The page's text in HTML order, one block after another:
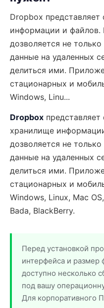
Dropbox
информации и файлов.
дозволяется не
данные на удаленных
делиться ими.
стационарных и
Windows, Linu...
Dropbox
хранилище
дозволяется не
данные на удаленных
делиться ими.
стационарных и
Windows, Linux, Mac
Bada, BlackBerry.
Перед установкой
интерфейса и размер
доступно несколько
под вашу
Для корпоративного